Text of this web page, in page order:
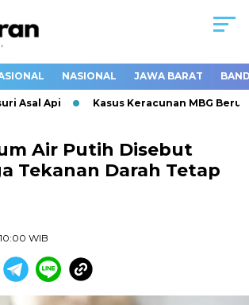
NASIONAL JAWA BARAT
Api Kasus Keracunan MBG
Air Putih Disebut
Tekanan Darah Tetap
WIB